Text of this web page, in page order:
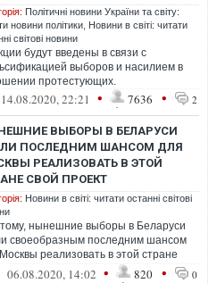
Політичні новини України та світу:
новини політики Новини в світі: читати
світові новини
будут введены в связи с
выборов и насилием в
протестующих.
14.08.2020, 22:21 • 7636 • 2
ВЫБОРЫ В БЕЛАРУСИ
ПОСЛЕДНИМ ШАНСОМ ДЛЯ
РЕАЛИЗОВАТЬ В ЭТОЙ
СВОЙ ПРОЕКТ
Новини в світі: читати останні світові
нынешние выборы в Беларуси
своеобразным последним шансом
реализовать в этой стране
проект и вплотную подобраться к
06.08.2020, 14:02 • 820 • 0